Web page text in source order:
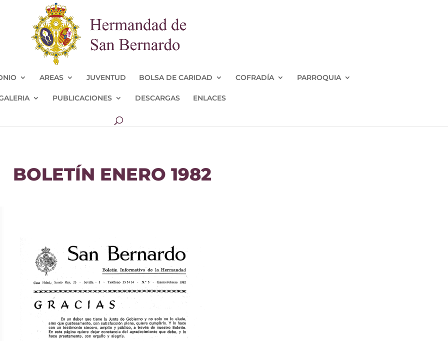
AREAS JUVENTUD BOLSA DE CARIDAD COFRADÍA PARROQUIA
PUBLICACIONES DESCARGAS ENLACES
BOLETÍN ENERO 1982